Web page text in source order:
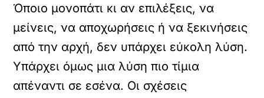
Όποιο μονοπάτι κι αν επιλέξεις, να
μείνεις, να αποχωρήσεις ή να ξεκινήσεις
από την αρχή, δεν υπάρχει εύκολη λύση.
Υπάρχει όμως μια λύση πιο τίμια
απέναντι σε εσένα. Οι σχέσεις